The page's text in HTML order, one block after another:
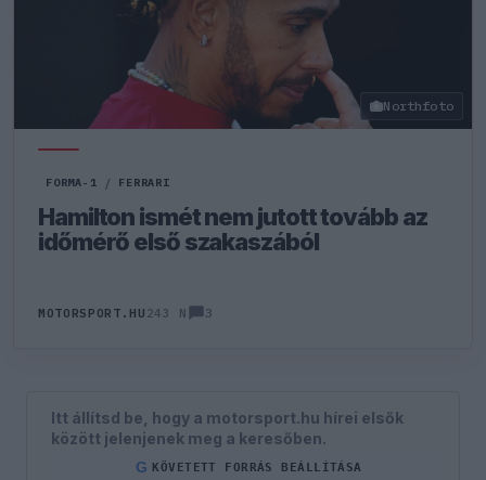
Northfoto
FORMA-1 / FERRARI
Hamilton ismét nem jutott tovább az
időmérő első szakaszából
MOTORSPORT.HU 243 N 3
Itt állítsd be, hogy a motorsport.hu hírei elsők
között jelenjenek meg a keresőben.
G KÖVETETT FORRÁS BEÁLLÍTÁSA